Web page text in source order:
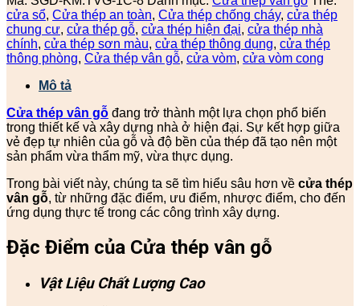
cửa sổ, Cửa thép an toàn, Cửa thép chống cháy, cửa thép
chung cư, cửa thép gỗ, cửa thép hiện đại, cửa thép nhà
chính, cửa thép sơn màu, cửa thép thông dụng, cửa thép
thông phòng, Cửa thép vân gỗ, cửa vòm, cửa vòm cong
Mô tả
Cửa thép vân gỗ đang trở thành một lựa chọn phổ biến
trong thiết kế và xây dựng nhà ở hiện đại. Sự kết hợp giữa
vẻ đẹp tự nhiên của gỗ và độ bền của thép đã tạo nên một
sản phẩm vừa thẩm mỹ, vừa thực dụng.
Trong bài viết này, chúng ta sẽ tìm hiểu sâu hơn về cửa thép
vân gỗ, từ những đặc điểm, ưu điểm, nhược điểm, cho đến
ứng dụng thực tế trong các công trình xây dựng.
Đặc Điểm của Cửa thép vân gỗ
Vật Liệu Chất Lượng Cao